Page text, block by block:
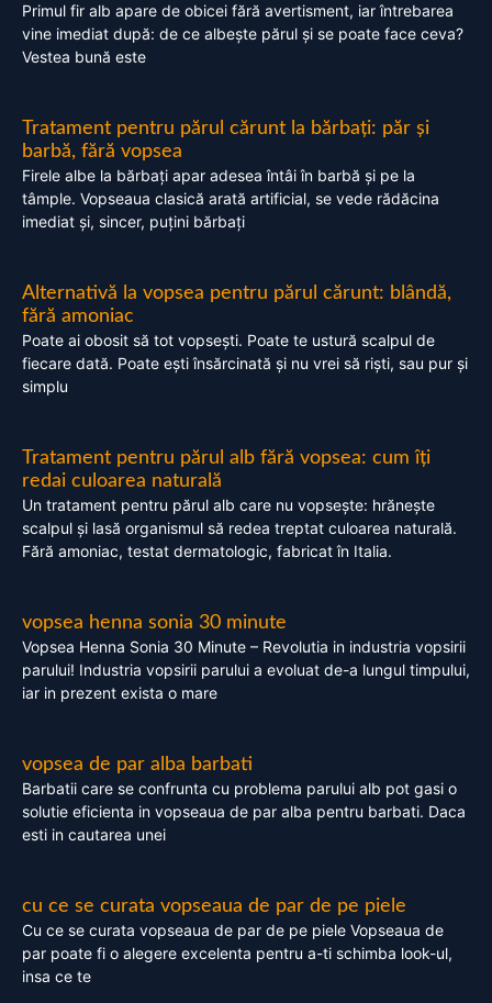
Primul fir alb apare de obicei fără avertisment, iar întrebarea
vine imediat după: de ce albește părul și se poate face ceva?
Vestea bună este
Tratament pentru părul cărunt la bărbați: păr și
barbă, fără vopsea
Firele albe la bărbați apar adesea întâi în barbă și pe la
tâmple. Vopseaua clasică arată artificial, se vede rădăcina
imediat și, sincer, puțini bărbați
Alternativă la vopsea pentru părul cărunt: blândă,
fără amoniac
Poate ai obosit să tot vopsești. Poate te ustură scalpul de
fiecare dată. Poate ești însărcinată și nu vrei să riști, sau pur și
simplu
Tratament pentru părul alb fără vopsea: cum îți
redai culoarea naturală
Un tratament pentru părul alb care nu vopsește: hrănește
scalpul și lasă organismul să redea treptat culoarea naturală.
Fără amoniac, testat dermatologic, fabricat în Italia.
vopsea henna sonia 30 minute
Vopsea Henna Sonia 30 Minute – Revolutia in industria vopsirii
parului! Industria vopsirii parului a evoluat de-a lungul timpului,
iar in prezent exista o mare
vopsea de par alba barbati
Barbatii care se confrunta cu problema parului alb pot gasi o
solutie eficienta in vopseaua de par alba pentru barbati. Daca
esti in cautarea unei
cu ce se curata vopseaua de par de pe piele
Cu ce se curata vopseaua de par de pe piele Vopseaua de
par poate fi o alegere excelenta pentru a-ti schimba look-ul,
insa ce te